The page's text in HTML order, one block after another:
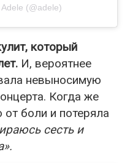
(@adele)
который
И, вероятнее
невыносимую
Когда же
боли и потеряла
сесть и